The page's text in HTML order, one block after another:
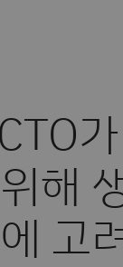
해
고